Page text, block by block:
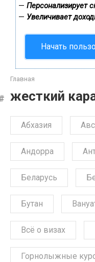
— Персонализирует
— Увеличивает
Начать
Главная
жесткий
Абхазия
Андорра
Беларусь
Бутан
Всё о визах
Горнолыжные